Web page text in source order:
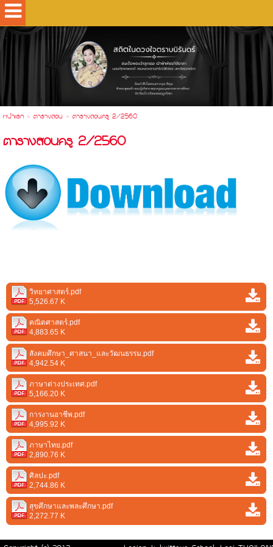
.
หน้าแรก> ตารางสอน> ตารางสอนครู 2/2560
ตารางสอนครู 2/2560
วิทยาศาสตร์.pdf
5,526.67 K
คณิตศาสตร์.pdf
4,883.65 K
สังคมศึกษา_ศาสนา_และวัฒนธรรม.pdf
4,942.54 K
ภาษาต่างประเทศ.pdf
5,166.20 K
การงานอาชีพ.pdf
4,995.92 K
ภาษาไทย.pdf
2,890.76 K
ศิลปะ.pdf
2,744.86 K
สุขศึกษาและพละศึกษา.pdf
2,272.77 K